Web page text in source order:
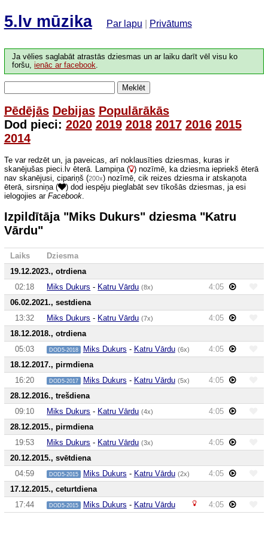
5.lv mūzika Par lapu Privātums
Ja vēlies saglabāt atrastās dziesmas un ar laiku darīt vēl visu ko
foršu,ienāc ar facebook.
Meklēt
Pēdējās Debijas Populārākās
Dod pieci: 2020 2019 2018 2017 2016 2015
2014
Te var redzēt un, ja paveicas, arī noklausīties dziesmas, kuras ir
skanējušas pieci.lv ēterā. Lampiņa ( ) nozīmē, ka dziesma iepriekš ēterā
nav skanējusi, cipariņš (200x) nozīmē, cik reizes dziesma ir atskaņota
ēterā, sirsniņa (
) dod iespēju pieglabāt sev tīkošās dziesmas, ja esi
ielogojies ar Facebook.
Izpildītāja "Miks Dukurs" dziesma "Katru
Vārdu"
Laiks
Dziesma
19.12.2023., otrdiena
02:18
Miks Dukurs - Katru Vārdu (8x)
4:05
06.02.2021., sestdiena
13:32
Miks Dukurs - Katru Vārdu (7x)
4:05
18.12.2018., otrdiena
05:03
DOD5-2018 Miks Dukurs - Katru Vārdu (6x)
4:05
18.12.2017., pirmdiena
16:20
DOD5-2017 Miks Dukurs - Katru Vārdu (5x)
4:05
28.12.2016., trešdiena
09:10
Miks Dukurs - Katru Vārdu (4x)
4:05
28.12.2015., pirmdiena
19:53
Miks Dukurs - Katru Vārdu (3x)
4:05
20.12.2015., svētdiena
04:59
DOD5-2015 Miks Dukurs - Katru Vārdu (2x)
4:05
17.12.2015., ceturtdiena
17:44
DOD5-2015 Miks Dukurs - Katru Vārdu 4:05